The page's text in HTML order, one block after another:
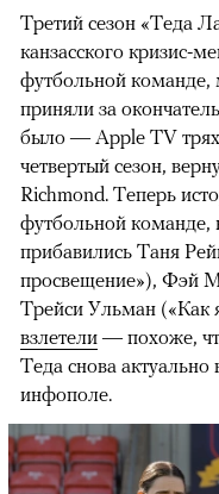
00:00 /
Третий сезон «Теда
канзасского кризис-
футбольной команде,
приняли за
было — Apple TV
четвертый сезон,
Richmond. Теперь
футбольной команде,
прибавились Таня
просвещение»), Фэй
Трейси Ульман («Как
взлетели — похоже,
Теда снова
инфополе.